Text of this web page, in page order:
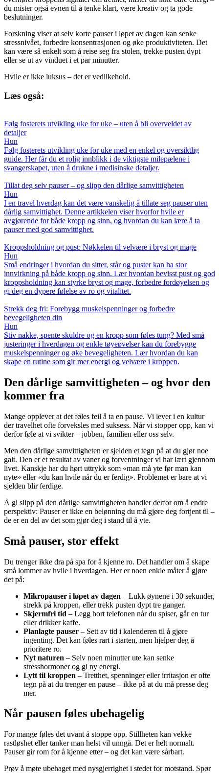
du mister også evnen til å tenke klart, være kreativ og ta gode
beslutninger.
Forskning viser at selv korte pauser i løpet av dagen kan senke
stressnivået, forbedre konsentrasjonen og øke produktiviteten. Det
kan være så enkelt som å reise seg fra stolen, trekke pusten dypt
eller se ut av vinduet i et par minutter.
Hvile er ikke luksus – det er vedlikehold.
Læs også:
Følg fosterets utvikling uke for uke – uten å bli overveldet av
detaljer
Hun
Følg fosterets utvikling uke for uke med en enkel og oversiktlig
guide. Her får du et rolig innblikk i de viktigste milepælene i
svangerskapet, uten å drukne i medisinske detaljer.
Tillat deg selv pauser – og slipp den dårlige samvittigheten
Hun
I en travel hverdag kan det være vanskelig å tillate seg pauser uten
dårlig samvittighet. Denne artikkelen viser hvorfor hvile er
avgjørende for både kropp og sinn, og hvordan du kan lære å ta
pauser med god samvittighet.
Kroppsholdning og pust: Nøkkelen til velvære i bryst og mage
Hun
Små endringer i hvordan du sitter, står og puster kan ha stor
innvirkning på både kropp og sinn. Lær hvordan bevisst pust og god
kroppsholdning kan styrke bryst og mage, forbedre fordøyelsen og
gi deg en dypere følelse av ro og vitalitet.
Strekk deg fri: Forebygg muskelspenninger og forbedre
bevegeligheten din
Hun
Stiv nakke, spente skuldre og en kropp som føles tung? Med små
justeringer i hverdagen og enkle tøyeøvelser kan du forebygge
muskelspenninger og øke bevegeligheten. Lær hvordan du kan
skape en rutine som gir mer energi og velvære i kroppen.
Den dårlige samvittigheten – og hvor den
kommer fra
Mange opplever at det føles feil å ta en pause. Vi lever i en kultur
der travelhet ofte forveksles med suksess. Når vi stopper opp, kan vi
derfor føle at vi svikter – jobben, familien eller oss selv.
Men den dårlige samvittigheten er sjelden et tegn på at du gjør noe
galt. Den er et resultat av vaner og forventninger vi har lært gjennom
livet. Kanskje har du hørt uttrykk som «man må yte før man kan
nyte» eller «du kan hvile når du er ferdig». Problemet er bare at vi
sjelden blir ferdige.
Å gi slipp på den dårlige samvittigheten handler derfor om å endre
perspektiv: Pauser er ikke en belønning du må gjøre deg fortjent til –
de er en del av det som gjør deg i stand til å yte.
Små pauser, stor effekt
Du trenger ikke dra på spa for å kjenne ro. Det handler om å skape
små lommer av hvile i hverdagen. Her er noen enkle måter å gjøre
det på:
Mikropauser i løpet av dagen – Lukk øynene i 30 sekunder,
strekk på kroppen, eller trekk pusten dypt tre ganger.
Skjermfri tid – Legg bort telefonen når du spiser, går en tur
eller drikker kaffe.
Planlagte pauser – Sett av tid i kalenderen til å gjøre
ingenting. Det kan føles rart i starten, men hjelper deg å
prioritere ro.
Nyt naturen – Selv noen minutter ute kan senke
stresshormoner og gi ny energi.
Lytt til kroppen – Tretthet, spenninger eller irritasjon er ofte
tegn på at du trenger en pause – ikke på at du må presse deg
mer.
Når pausen føles ubehagelig
For mange føles det uvant å stoppe opp. Stillheten kan vekke
rastløshet eller tanker man helst vil unngå. Det er helt normalt.
Pauser gir rom for å kjenne etter – og det kan være sårbart.
Prøv å møte ubehaget med nysgjerrighet i stedet for motstand. Spør